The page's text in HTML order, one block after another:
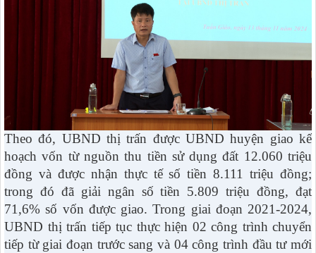
Theo đó, UBND thị trấn được UBND huyện giao kế
hoạch vốn từ nguồn thu tiền sử dụng đất 12.060 triệu
đồng và được nhận thực tế số tiền 8.111 triệu đồng;
trong đó đã giải ngân số tiền 5.809 triệu đồng, đạt
71,6% số vốn được giao. Trong giai đoạn 2021-2024,
UBND thị trấn tiếp tục thực hiện 02 công trình chuyển
tiếp từ giai đoạn trước sang và 04 công trình đầu tư mới